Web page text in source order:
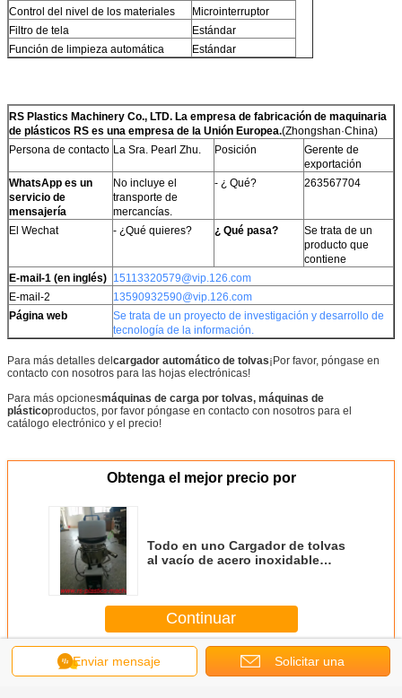
Control del nivel de los materiales
Microinterruptor
Filtro de tela
Estándar
Función de limpieza automática
Estándar
RS Plastics Machinery Co., LTD. La empresa de fabricación de maquinaria
de plásticos RS es una empresa de la Unión Europea.(Zhongshan·China)
Persona de contacto La Sra. Pearl Zhu. Posición
Gerente de
exportación
WhatsApp es un
servicio de
mensajería
No incluye el
transporte de
mercancías.
- ¿ Qué? 263567704
El Wechat - ¿Qué quieres? ¿ Qué pasa?
Se trata de un
producto que
contiene
E-mail-1 (en inglés) 15113320579@vip.126.com
E-mail-2
13590932590@vip.126.com
Página web
Se trata de un proyecto de investigación y desarrollo de
tecnología de la información.
Para más detalles delcargador automático de tolvas¡Por favor, póngase en
contacto con nosotros para las hojas electrónicas!
Para más opcionesmáquinas de carga por tolvas, máquinas de
plásticoproductos, por favor póngase en contacto con nosotros para el
catálogo electrónico y el precio!
Obtenga el mejor precio por
Todo en uno Cargador de tolvas
al vacío de acero inoxidable
material cargador automático
alimentador pequeño para
inyecciones precio de fábrica
buena calidad a Hungría
Continuar
Más Separado cargador automático de vacío todo en un tipo
Enviar mensaje Solicitar una